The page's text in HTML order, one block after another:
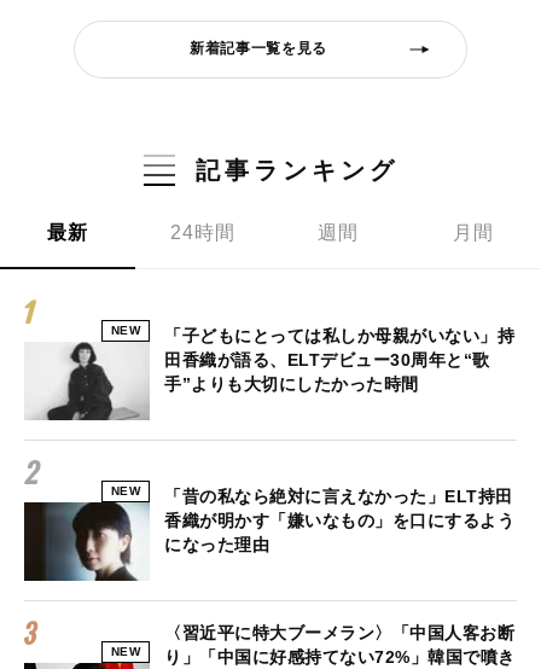
新着記事一覧を見る
記事ランキング
最新 24時間 週間 月間
NEW
「子どもにとっては私しか母親がいない」持
田香織が語る、ELTデビュー30周年と“歌
手”よりも大切にしたかった時間
NEW
「昔の私なら絶対に言えなかった」ELT持田
香織が明かす「嫌いなもの」を口にするよう
になった理由
NEW
〈習近平に特大ブーメラン〉「中国人客お断
り」「中国に好感持てない72%」韓国で噴き